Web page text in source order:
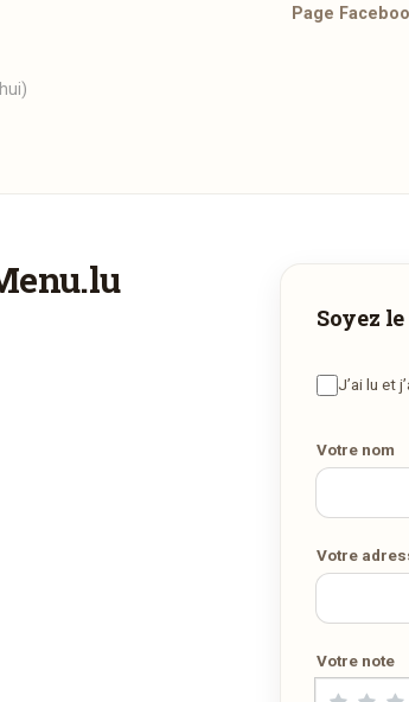
Page
Vous aimeriez être
maison ? Ce restaurant ne propose pas encore
livré chez vous !
DÉCOUVRIR LA LIVRAISON SUR
DES MILLIERS DE PLATS LIVRÉS AU
Soyez
J’ai lu et
Votre nom
Votre
Votre note